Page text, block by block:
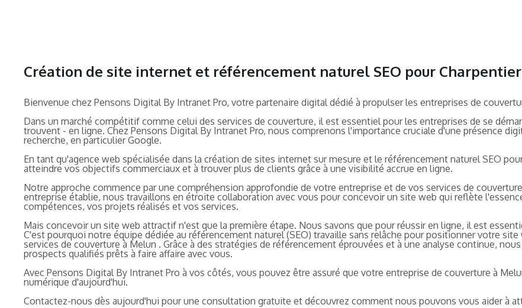
Création de site internet et référencement naturel SEO pour
Bienvenue chez Pensons Digital By Intranet Pro, votre partenaire digital dédié à propulser les entreprises de
Dans un marché compétitif comme celui des services de couverture, il est essentiel pour les entreprises de se
trouvent - en ligne. Chez Pensons Digital By Intranet Pro, nous comprenons l'importance cruciale d'une présence
recherche, en particulier Google.
En tant qu'agence web spécialisée dans la création de sites internet sur mesure et le référencement naturel SEO
atteindre vos objectifs commerciaux et à trouver plus de clients grâce à une visibilité accrue en ligne.
Notre approche commence par une compréhension approfondie de votre entreprise et de vos services de
entreprise établie, nous travaillons en étroite collaboration avec vous pour concevoir un site web qui reflète
compétences, vos projets réalisés et vos services.
Mais concevoir un site web attractif n'est que la première étape. Nous savons que pour réussir en ligne, il est
C'est pourquoi notre équipe dédiée au référencement naturel (SEO) travaille sans relâche pour positionner votre
services de couverture à Melun . Grâce à des stratégies de référencement éprouvées et à une analyse continue,
prospects qualifiés prêts à faire affaire avec vous.
Avec Pensons Digital By Intranet Pro à vos côtés, vous pouvez être assuré que votre entreprise de couverture à
numérique d'aujourd'hui.
Contactez-nous dès aujourd'hui pour une consultation gratuite et découvrez comment nous pouvons vous aider à